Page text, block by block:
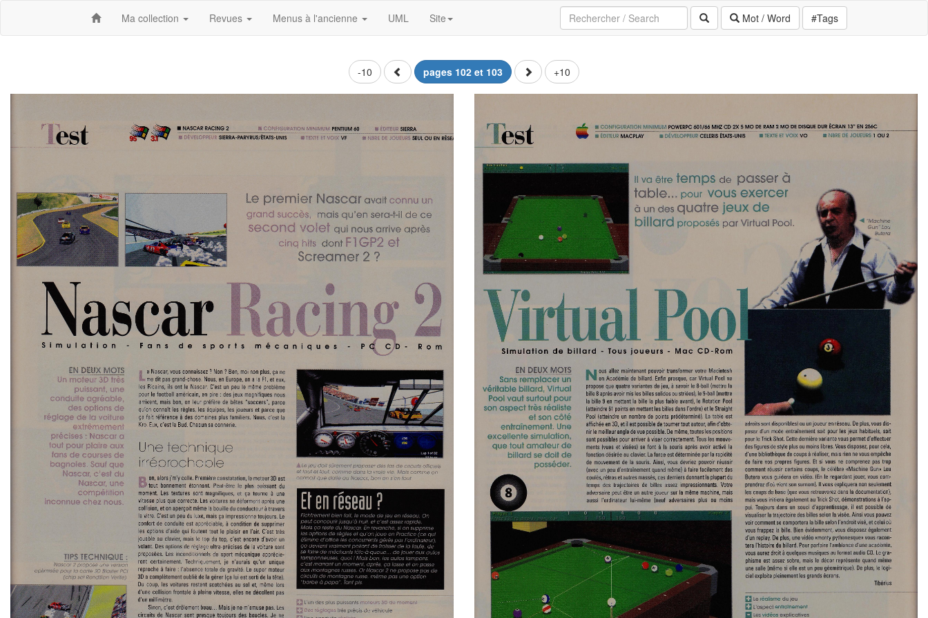
Ma collection Revues Menus à l'ancienne UML Site Mot / Word #Tags
-10 pages 102 et 103 +10